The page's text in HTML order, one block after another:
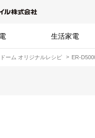
生活家電
ーム オリジナルレシピ ER-